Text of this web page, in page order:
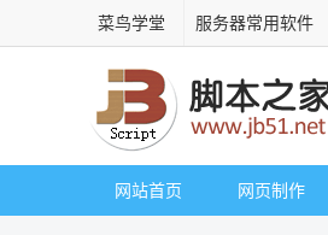
菜鸟学堂 服务器常用软件
网站首页 网页制作